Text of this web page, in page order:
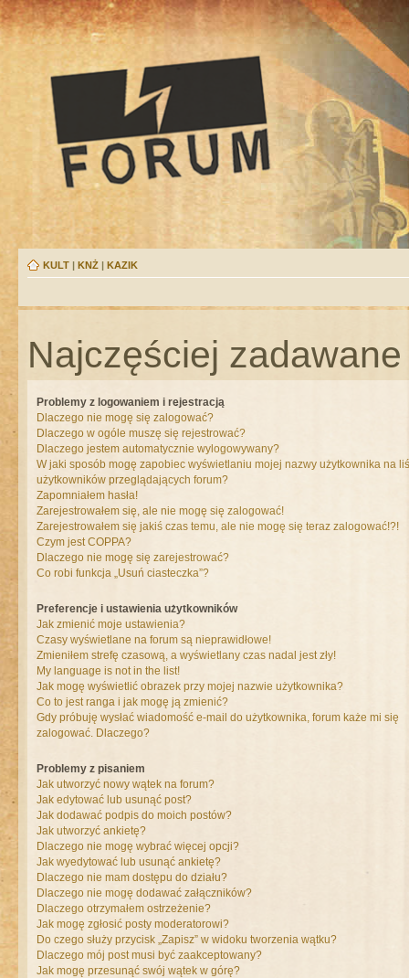
KULT | KNŻ | KAZIK
Najczęściej
Problemy z logowaniem i rejestracją
Dlaczego nie mogę się zalogować?
Dlaczego w ogóle muszę się rejestrować?
Dlaczego jestem automatycznie wylogowywany?
W jaki sposób mogę zapobiec wyświetlaniu mojej nazwy użytkownika na
użytkowników przeglądających forum?
Zapomniałem hasła!
Zarejestrowałem się, ale nie mogę się zalogować!
Zarejestrowałem się jakiś czas temu, ale nie mogę się teraz zalogować!?!
Czym jest COPPA?
Dlaczego nie mogę się zarejestrować?
Co robi funkcja „Usuń ciasteczka”?
Preferencje i ustawienia użytkowników
Jak zmienić moje ustawienia?
Czasy wyświetlane na forum są nieprawidłowe!
Zmieniłem strefę czasową, a wyświetlany czas nadal jest zły!
My language is not in the list!
Jak mogę wyświetlić obrazek przy mojej nazwie użytkownika?
Co to jest ranga i jak mogę ją zmienić?
Gdy próbuję wysłać wiadomość e-mail do użytkownika, forum każe mi się
zalogować. Dlaczego?
Problemy z pisaniem
Jak utworzyć nowy wątek na forum?
Jak edytować lub usunąć post?
Jak dodawać podpis do moich postów?
Jak utworzyć ankietę?
Dlaczego nie mogę wybrać więcej opcji?
Jak wyedytować lub usunąć ankietę?
Dlaczego nie mam dostępu do działu?
Dlaczego nie mogę dodawać załączników?
Dlaczego otrzymałem ostrzeżenie?
Jak mogę zgłosić posty moderatorowi?
Do czego służy przycisk „Zapisz” w widoku tworzenia wątku?
Dlaczego mój post musi być zaakceptowany?
Jak mogę przesunąć swój wątek w górę?